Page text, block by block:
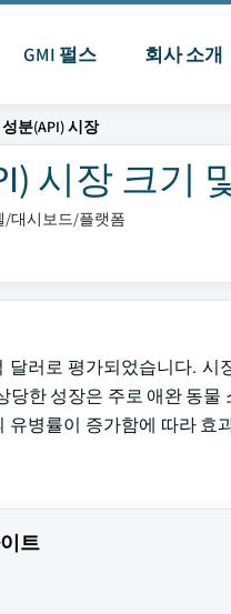
GMI 펄스 회사 소개
분(API) 시장
시장 크기
/대시보드/플랫폼
러로 평가되었습니다. 시
한 성장은 주로 애완 동
병률이 증가함에 따라
트